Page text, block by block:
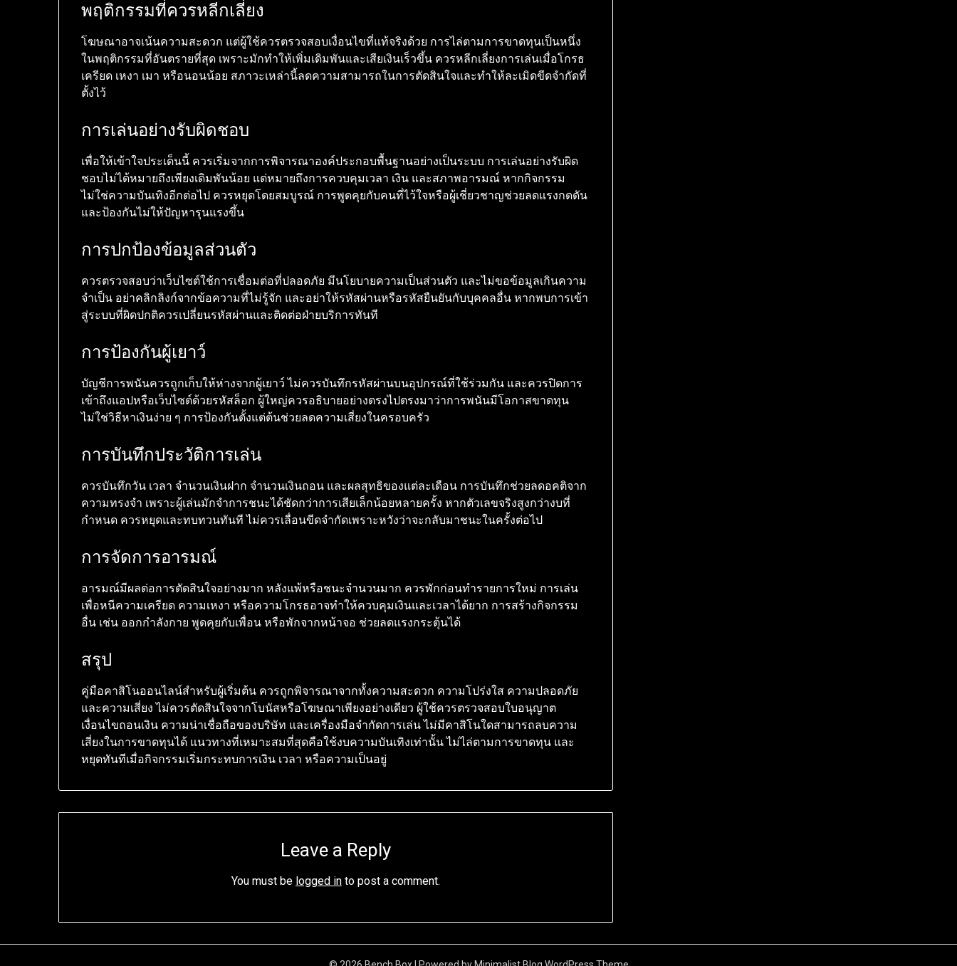
พฤติกรรมที่ควรหลีกเลี่ยง
โฆษณาอาจเน้นความสะดวก แต่ผู้ใช้ควรตรวจสอบเงื่อนไขที่แท้จริงด้วย การไล่ตามการขาดทุนเป็นหนึ่ง
ในพฤติกรรมที่อันตรายที่สุด เพราะมักทำให้เพิ่มเดิมพันและเสียเงินเร็วขึ้น ควรหลีกเลี่ยงการเล่นเมื่อโกรธ
เครียด เหงา เมา หรือนอนน้อย สภาวะเหล่านี้ลดความสามารถในการตัดสินใจและทำให้ละเมิดขีดจำกัดที่
ตั้งไว้
การเล่นอย่างรับผิดชอบ
เพื่อให้เข้าใจประเด็นนี้ ควรเริ่มจากการพิจารณาองค์ประกอบพื้นฐานอย่างเป็นระบบ การเล่นอย่างรับผิด
ชอบไม่ได้หมายถึงเพียงเดิมพันน้อย แต่หมายถึงการควบคุมเวลา เงิน และสภาพอารมณ์ หากกิจกรรม
ไม่ใช่ความบันเทิงอีกต่อไป ควรหยุดโดยสมบูรณ์ การพูดคุยกับคนที่ไว้ใจหรือผู้เชี่ยวชาญช่วยลดแรงกดดัน
และป้องกันไม่ให้ปัญหารุนแรงขึ้น
การปกป้องข้อมูลส่วนตัว
ควรตรวจสอบว่าเว็บไซต์ใช้การเชื่อมต่อที่ปลอดภัย มีนโยบายความเป็นส่วนตัว และไม่ขอข้อมูลเกินความ
จำเป็น อย่าคลิกลิงก์จากข้อความที่ไม่รู้จัก และอย่าให้รหัสผ่านหรือรหัสยืนยันกับบุคคลอื่น หากพบการเข้า
สู่ระบบที่ผิดปกติควรเปลี่ยนรหัสผ่านและติดต่อฝ่ายบริการทันที
การป้องกันผู้เยาว์
บัญชีการพนันควรถูกเก็บให้ห่างจากผู้เยาว์ ไม่ควรบันทึกรหัสผ่านบนอุปกรณ์ที่ใช้ร่วมกัน และควรปิดการ
เข้าถึงแอปหรือเว็บไซต์ด้วยรหัสล็อก ผู้ใหญ่ควรอธิบายอย่างตรงไปตรงมาว่าการพนันมีโอกาสขาดทุน
ไม่ใช่วิธีหาเงินง่าย ๆ การป้องกันตั้งแต่ต้นช่วยลดความเสี่ยงในครอบครัว
การบันทึกประวัติการเล่น
ควรบันทึกวัน เวลา จำนวนเงินฝาก จำนวนเงินถอน และผลสุทธิของแต่ละเดือน การบันทึกช่วยลดอคติจาก
ความทรงจำ เพราะผู้เล่นมักจำการชนะได้ชัดกว่าการเสียเล็กน้อยหลายครั้ง หากตัวเลขจริงสูงกว่างบที่
กำหนด ควรหยุดและทบทวนทันที ไม่ควรเลื่อนขีดจำกัดเพราะหวังว่าจะกลับมาชนะในครั้งต่อไป
การจัดการอารมณ์
อารมณ์มีผลต่อการตัดสินใจอย่างมาก หลังแพ้หรือชนะจำนวนมาก ควรพักก่อนทำรายการใหม่ การเล่น
เพื่อหนีความเครียด ความเหงา หรือความโกรธอาจทำให้ควบคุมเงินและเวลาได้ยาก การสร้างกิจกรรม
อื่น เช่น ออกกำลังกาย พูดคุยกับเพื่อน หรือพักจากหน้าจอ ช่วยลดแรงกระตุ้นได้
สรุป
คู่มือคาสิโนออนไลน์สำหรับผู้เริ่มต้น ควรถูกพิจารณาจากทั้งความสะดวก ความโปร่งใส ความปลอดภัย
และความเสี่ยง ไม่ควรตัดสินใจจากโบนัสหรือโฆษณาเพียงอย่างเดียว ผู้ใช้ควรตรวจสอบใบอนุญาต
เงื่อนไขถอนเงิน ความน่าเชื่อถือของบริษัท และเครื่องมือจำกัดการเล่น ไม่มีคาสิโนใดสามารถลบความ
เสี่ยงในการขาดทุนได้ แนวทางที่เหมาะสมที่สุดคือใช้งบความบันเทิงเท่านั้น ไม่ไล่ตามการขาดทุน และ
หยุดทันทีเมื่อกิจกรรมเริ่มกระทบการเงิน เวลา หรือความเป็นอยู่
Leave a Reply
You must be logged into post a comment.